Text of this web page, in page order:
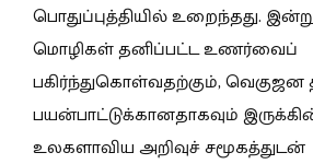
பொதுப்புத்தியில் உறைந்தது.
மொழிகள் தனிப்பட்ட உணர்வைப்
பகிர்ந்துகொள்வதற்கும்,
பயன்பாட்டுக்கானதாகவும்
உலகளாவிய அறிவுச் சமூகத்துடன்